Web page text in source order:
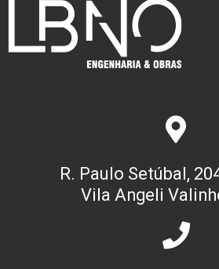
R. Paulo Setúbal,
Vila Angeli